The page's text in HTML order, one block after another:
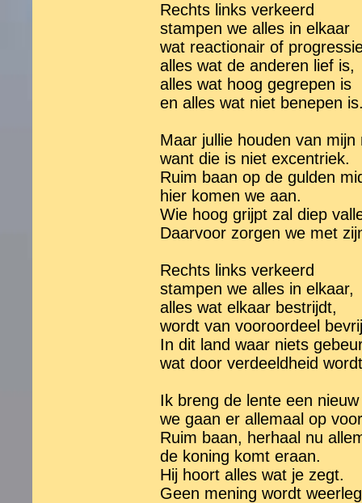
Rechts links verkeerd
stampen we alles in elkaar
wat reactionair of
alles wat de anderen lief is,
alles wat hoog gegrepen is
en alles wat niet benepen
Maar jullie houden van mijn
want die is niet excentriek.
Ruim baan op de gulden
hier komen we aan.
Wie hoog grijpt zal diep
Daarvoor zorgen we met
Rechts links verkeerd
stampen we alles in elkaar,
alles wat elkaar bestrijdt,
wordt van vooroordeel
In dit land waar niets
wat door verdeeldheid
Ik breng de lente een
we gaan er allemaal op
Ruim baan, herhaal nu
de koning komt eraan.
Hij hoort alles wat je zegt.
Geen mening wordt